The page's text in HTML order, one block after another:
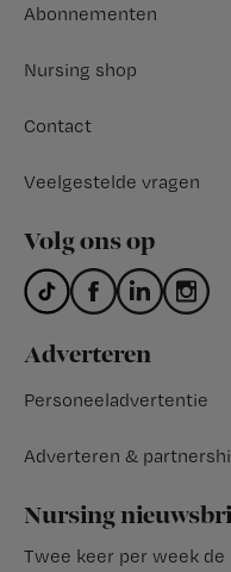
Abonnementen
Nursing shop
Contact
Veelgestelde vragen
Volg ons op
Adverteren
Personeeladvertentie
Adverteren &
Nursing
Twee keer per week